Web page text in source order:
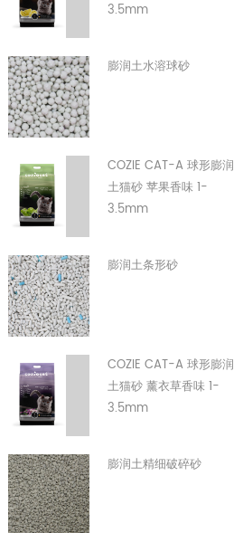
3.5mm
膨润土水溶球砂
COZIE CAT-A 球形膨润
土猫砂 苹果香味 1-
3.5mm
膨润土条形砂
COZIE CAT-A 球形膨润
土猫砂 薰衣草香味 1-
3.5mm
膨润土精细破碎砂